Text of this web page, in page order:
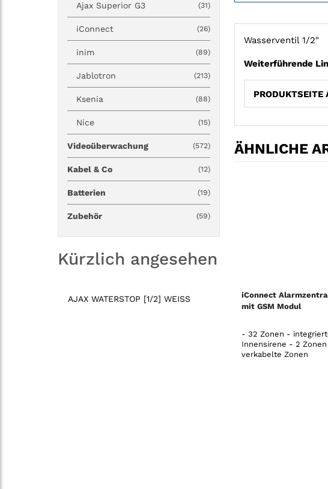
Ajax Superior G3 (31)
iConnect (26)
inim (89)
Jablotron (213)
Ksenia (88)
Nice (15)
Videoüberwachung (572)
Kabel & Co (12)
Batterien (19)
Zubehör (59)
Kürzlich angesehen
AJAX WATERSTOP [1/2] WEISS
Wasserventil 1/2"
Weiterführende
PRODUKTSEITE
ÄHNLICHE
iConnect
mit GSM Modul
- 32 Zonen -
Innensirene - 2 Zonen
verkabelte Zonen